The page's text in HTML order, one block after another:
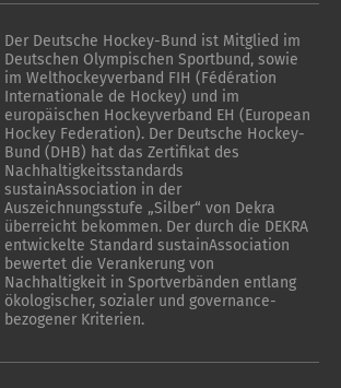
Der Deutsche Hockey-Bund ist Mitglied im
Deutschen Olympischen Sportbund, sowie
im Welthockeyverband FIH (Fédération
Internationale de Hockey) und im
europäischen Hockeyverband EH (European
Hockey Federation). Der Deutsche Hockey-
Bund (DHB) hat das Zertifikat des
Nachhaltigkeitsstandards
sustainAssociation in der
Auszeichnungsstufe „Silber“ von Dekra
überreicht bekommen. Der durch die DEKRA
entwickelte Standard sustainAssociation
bewertet die Verankerung von
Nachhaltigkeit in Sportverbänden entlang
ökologischer, sozialer und governance-
bezogener Kriterien.